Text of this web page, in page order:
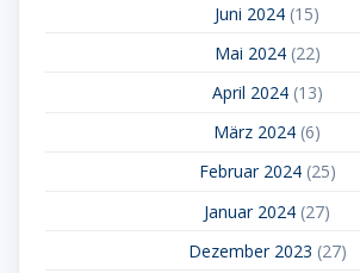
Juni 2024 (15)
Mai 2024(22)
April 2024(13)
März 2024 (6)
Februar 2024(25)
Januar 2024 (27)
Dezember 2023 (27)